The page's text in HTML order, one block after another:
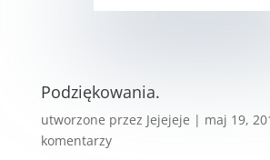
Podziękowania.
utworzone przez Jejejeje | maj 19,
komentarzy